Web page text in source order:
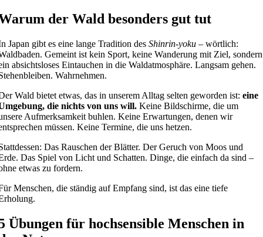
der Wald besonders gut tut
Japan gibt es eine lange Tradition desShinrin-yoku – wörtlich:
Gemeint ist kein Sport, keine Wanderung mit Ziel, sondern
absichtsloses Eintauchen in die Waldatmosphäre. Langsam gehen.
Wahrnehmen.
Wald bietet etwas, das in unserem Alltag selten geworden ist:eine
die nichts von uns will. Keine Bildschirme, die um
Aufmerksamkeit buhlen. Keine Erwartungen, denen wir
müssen. Keine Termine, die uns hetzen.
Das Rauschen der Blätter. Der Geruch von Moos und
Das Spiel von Licht und Schatten. Dinge, die einfach da sind –
etwas zu fordern.
Menschen, die ständig auf Empfang sind, ist das eine tiefe
Übungen für hochsensible Menschen in